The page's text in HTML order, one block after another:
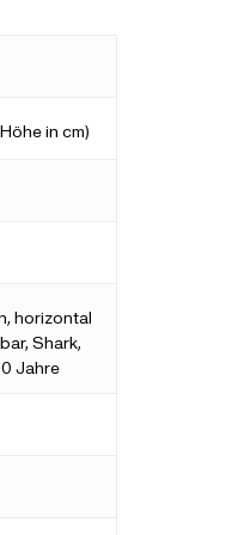
in cm)
horizontal
Shark,
Jahre